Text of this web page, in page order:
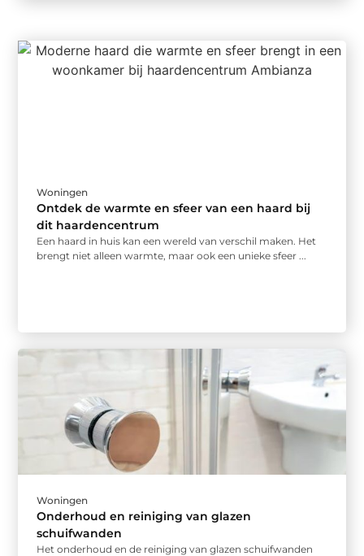
Woningen
Ontdek de warmte en sfeer van een haard bij
dit haardencentrum
Een haard in huis kan een wereld van verschil maken. Het
brengt niet alleen warmte, maar ook een unieke sfeer ...
Woningen
Onderhoud en reiniging van glazen
schuifwanden
Het onderhoud en de reiniging van glazen schuifwanden